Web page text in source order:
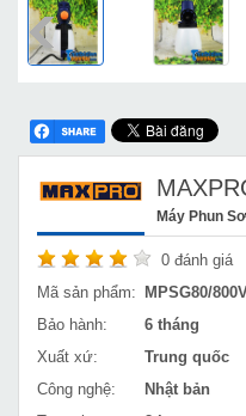
Máy Phun
0 đánh giá
Mã sản phẩm:
MPSG80/
Bảo hành:
6 tháng
Xuất xứ:
Trung quốc
Công nghệ:
Nhật bản